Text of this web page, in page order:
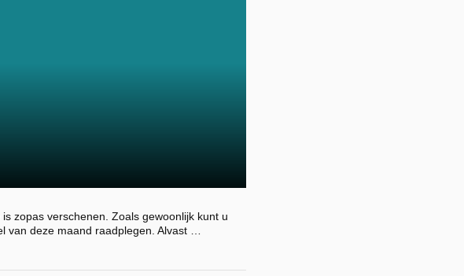
zopas verschenen. Zoals gewoonlijk kunt u
van deze maand raadplegen. Alvast …